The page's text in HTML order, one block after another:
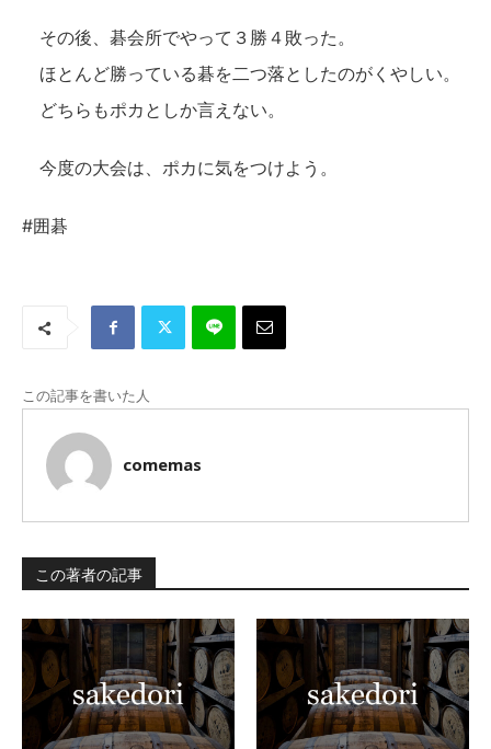
その後、碁会所でやって３勝４敗った。
ほとんど勝っている碁を二つ落としたのがくやしい。
どちらもポカとしか言えない。
今度の大会は、ポカに気をつけよう。
#囲碁
この記事を書いた人
comemas
この著者の記事